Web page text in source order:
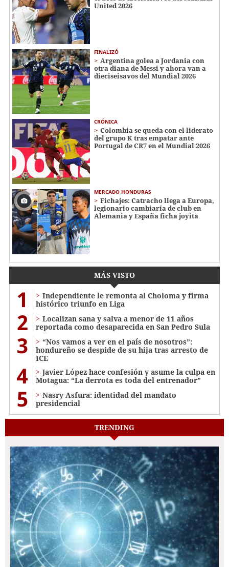
United 2026
FINALIZÓ
Argentina golea a Jordania con
otra diana de Messi y ahora van a
dieciseisavos del Mundial 2026
CRÓNICA
Colombia se queda con el liderato
del grupo K tras empatar ante
Portugal de CR7 en el Mundial 2026
MERCADO HONDURAS
Fichajes: Catracho llega a Europa,
legionario cambiaría de club en
Alemania y España ficha joyita
MÁS VISTO
1
Independiente le remonta al Choloma y firma
histórico triunfo en Liga
2
Localizan sana y salva a menor de 11 años
reportada como desaparecida en San Pedro Sula
3
“Nos vamos a ver en el país de nosotros”:
hondureño se despide de su hija tras arresto de
ICE
4
Javier López hace confesión y asume la culpa en
Motagua: “La derrota es toda del entrenador”
5
Nasry Asfura: identidad del mandato
presidencial
TRENDING